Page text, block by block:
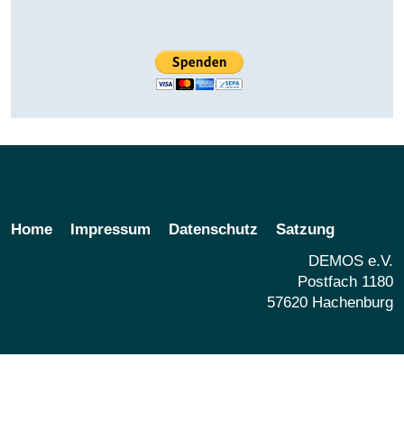
Home Impressum Datenschutz
Satzung
DEMOS e.V.
Postfach 1180
57620 Hachenburg